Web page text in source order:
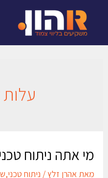
מי אתה ניתוח
מאתאהרן זלץ/ניתוח טכני,